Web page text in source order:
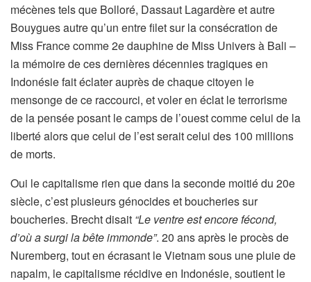
mécènes tels que Bolloré, Dassaut Lagardère et autre
Bouygues autre qu’un entre filet sur la consécration de
Miss France comme 2e dauphine de Miss Univers à Bali –
la mémoire de ces dernières décennies tragiques en
Indonésie fait éclater auprès de chaque citoyen le
mensonge de ce raccourci, et voler en éclat le terrorisme
de la pensée posant le camps de l’ouest comme celui de la
liberté alors que celui de l’est serait celui des 100 millions
de morts.
Oui le capitalisme rien que dans la seconde moitié du 20e
siècle, c’est plusieurs génocides et boucheries sur
boucheries. Brecht disait “Le ventre est encore fécond,
d’où a surgi la bête immonde”. 20 ans après le procès de
Nuremberg, tout en écrasant le Vietnam sous une pluie de
napalm, le capitalisme récidive en Indonésie, soutient le